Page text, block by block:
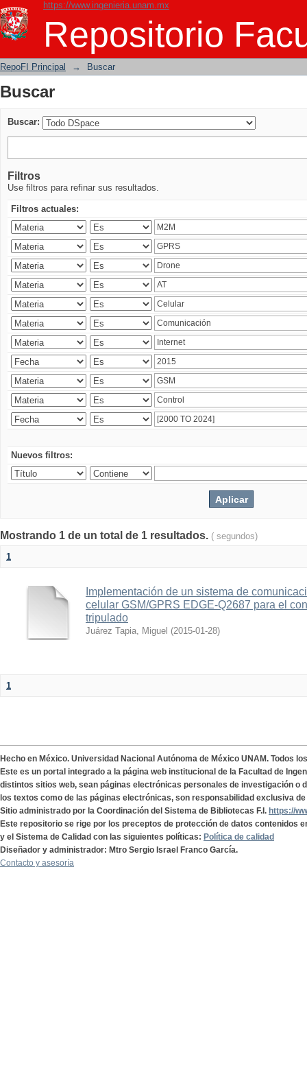
https://www.ingenieria.unam.mx
Repositorio
Buscar
RepoFI Principal → Buscar
Buscar
Buscar:
Filtros
Use filtros para refinar sus resultados.
Filtros actuales:
Nuevos filtros:
Mostrando 1 de un total de 1 resultados. ( segundos)
1
Implementación de un sistema de
celular GSM/GPRS EDGE-Q2687 para el
tripulado
Juárez Tapia, Miguel (2015-01-28)
1
Hecho en México. Universidad Nacional Autónoma de México UNAM. Todos
Este es un portal integrado a la página web institucional de la Facultad de
distintos sitios web, sean páginas electrónicas personales de investigación o
los textos como de las páginas electrónicas, son responsabilidad exclusiva
Sitio administrado por la Coordinación del Sistema de Bibliotecas F.I. https://
Este repositorio se rige por los preceptos de protección de datos contenidos
y el Sistema de Calidad con las siguientes políticas: Política de calidad
Diseñador y administrador: Mtro Sergio Israel Franco García.
Contacto y asesoría